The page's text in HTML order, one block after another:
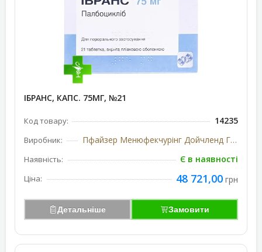
ІБРАНС, КАПС. 75МГ, №21
Код товару: 14235
Виробник: Пфайзер Менюфекчурінг Дойчленд ГмбХ, Німеччина
Наявність: Є в наявності
Ціна: 48 721,00 грн
Детальніше Замовити